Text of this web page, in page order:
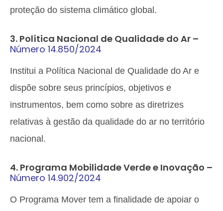
proteção do sistema climático global.
3. Política Nacional de Qualidade do Ar –
Número 14.850/2024
Institui a Política Nacional de Qualidade do Ar e
dispõe sobre seus princípios, objetivos e
instrumentos, bem como sobre as diretrizes
relativas à gestão da qualidade do ar no território
nacional.
4. Programa Mobilidade Verde e Inovação –
Número 14.902/2024
O Programa Mover tem a finalidade de apoiar o